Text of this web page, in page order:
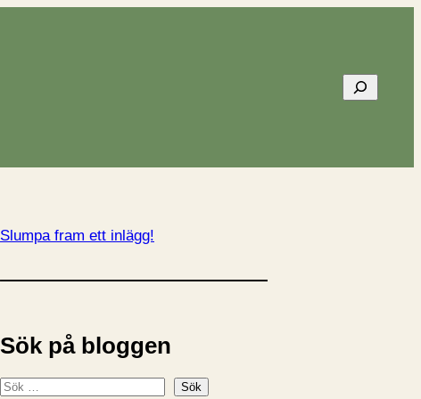
Sök
Slumpa fram ett inlägg!
Sök på bloggen
S
Sök